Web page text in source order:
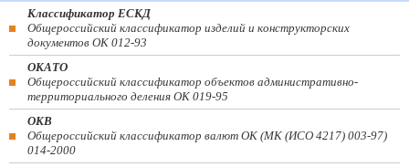
Классификатор ЕСКД
Общероссийский классификатор изделий и конструкторских
документов ОК 012-93
ОКАТО
Общероссийский классификатор объектов административно-
территориального деления ОК 019-95
ОКВ
Общероссийский классификатор валют ОК (МК (ИСО 4217) 003-97)
014-2000